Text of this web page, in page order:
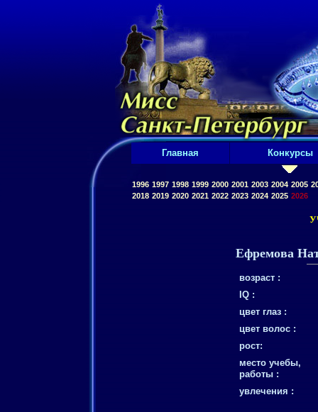
Главная Конкурсы
1996 1997 1998 1999 2000 2001 2003 2004 2005
2018 2019 2020 2021 2022 2023 2024 2025 2026
Ефремова
возраст :
IQ :
цвет глаз :
цвет волос :
рост:
место учебы,
работы :
увлечения :